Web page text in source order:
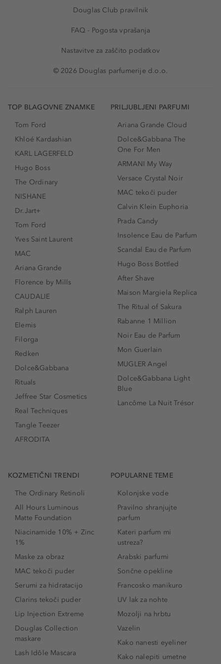
Douglas Club pravilnik
FAQ - Pogosta vprašanja
Nastavitve za zaščito podatkov
© 2026 Douglas parfumerije d.o.o.
TOP BLAGOVNE ZNAMKE
Tom Ford
Khloé Kardashian
KARL LAGERFELD
Hugo Boss
The Ordinary
NISHANE
Dr.Jart+
Tom Ford
Yves Saint Laurent
MAC
Ariana Grande
Florence by Mills
CAUDALIE
Ralph Lauren
Elemis
Filorga
Redken
Dolce&Gabbana
Rituals
Jeffree Star Cosmetics
Real Techniques
Tangle Teezer
AFRODITA
PRILJUBLJENI PARFUMI
Ariana Grande Cloud
Dolce&Gabbana The
One For Men
ARMANI My Way
Versace Crystal Noir
MAC tekoči puder
Calvin Klein Euphoria
Prada Candy
Insolence Eau de Parfum
Scandal Eau de Parfum
Hugo Boss Bottled
After Shave
Maison Margiela Replica
The Ritual of Sakura
Rabanne 1 Million
Noir Eau de Parfum
Mon Guerlain
MUGLER Angel
Dolce&Gabbana Light
Blue
Lancôme La Nuit Trésor
KOZMETIČNI TRENDI
The Ordinary Retinoli
All Hours Luminous
Matte Foundation
Niacinamide 10% + Zinc
1%
Maske za obraz
MAC tekoči puder
Serumi za hidratacijo
Clarins tekoči puder
Lip Injection Extreme
Douglas Collection
maskare
Lash Idôle Mascara
POPULARNE TEME
Kolonjske vode
Pravilno shranjujte
parfum
Kateri parfum mi
ustreza?
Arabski parfumi
Sončne opekline
Francosko manikuro
UV lak za nohte
Mozolji na hrbtu
Vazelin
Kako nanesti eyeliner
Kako nalepiti umetne